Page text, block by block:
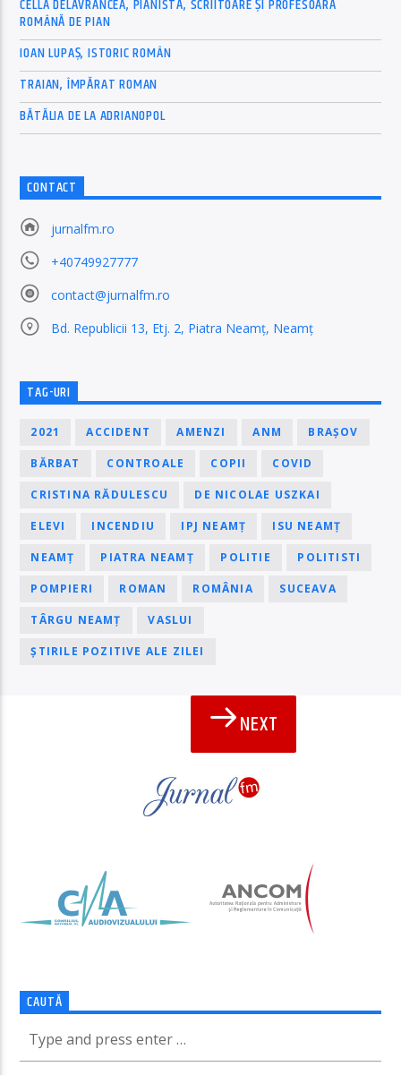
CELLA DELAVRANCEA, PIANISTĂ, SCRIITOARE ȘI PROFESOARĂ
ROMÂNĂ DE PIAN
IOAN LUPAȘ, ISTORIC ROMÂN
TRAIAN, ÎMPĂRAT ROMAN
BĂTĂLIA DE LA ADRIANOPOL
CONTACT
jurnalfm.ro
+40749927777
contact@jurnalfm.ro
Bd. Republicii 13, Etj. 2, Piatra Neamț, Neamț
TAG-URI
2021 ACCIDENT AMENZI ANM BRAȘOV
BĂRBAT CONTROALE COPII COVID
CRISTINA RĂDULESCU DE NICOLAE USZKAI
ELEVI INCENDIU IPJ NEAMȚ ISU NEAMȚ
NEAMȚ PIATRA NEAMȚ POLITIE POLITISTI
POMPIERI ROMAN ROMÂNIA SUCEAVA
TÂRGU NEAMȚ VASLUI
ȘTIRILE POZITIVE ALE ZILEI
NEXT
CAUTĂ